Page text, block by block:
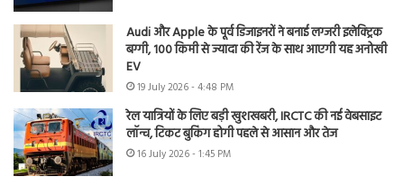
Audi और Apple के पूर्व डिजाइनरों ने बनाई लग्जरी इलेक्ट्रिक
बग्गी, 100 किमी से ज्यादा की रेंज के साथ आएगी यह अनोखी
EV
19 July 2026 - 4:48 PM
रेल यात्रियों के लिए बड़ी खुशखबरी, IRCTC की नई वेबसाइट
लॉन्च, टिकट बुकिंग होगी पहले से आसान और तेज
16 July 2026 - 1:45 PM